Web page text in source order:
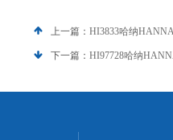
上一篇： HI3833哈纳
下一篇： HI97728哈纳